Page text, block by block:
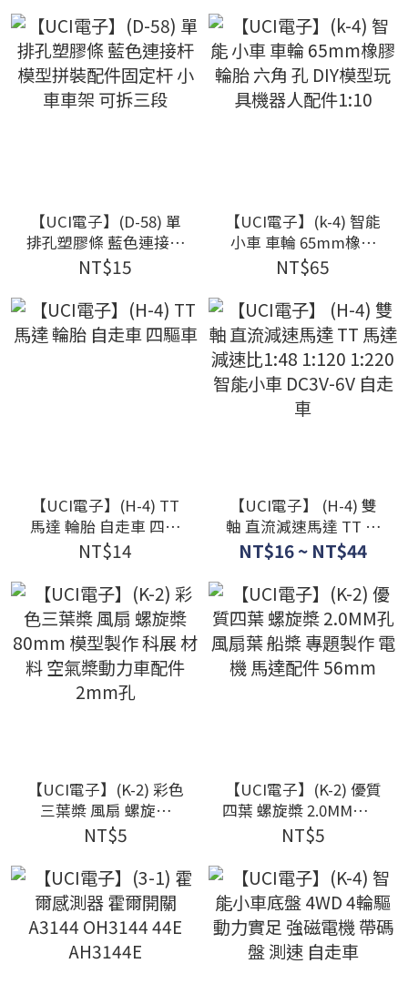
【UCI電子】(D-58) 單
排孔塑膠條 藍色連接杆
模型拼裝配件固定杆 小
NT$15
【UCI電子】(k-4) 智能
小車 車輪 65mm橡膠
輪胎 六角 孔 DIY模型玩
NT$65
【UCI電子】(H-4) TT
馬達 輪胎 自走車 四驅
車
NT$14
【UCI電子】 (H-4) 雙
軸 直流減速馬達 TT 馬
達 減速比1:48 1:120
6V 自走車
NT$16 ~ NT$44
【UCI電子】(K-2) 彩色
三葉槳 風扇 螺旋槳
80mm 模型製作 科展
2mm孔
NT$5
【UCI電子】(K-2) 優質
四葉 螺旋槳 2.0MM孔風
扇葉 船槳 專題製作 電
NT$5